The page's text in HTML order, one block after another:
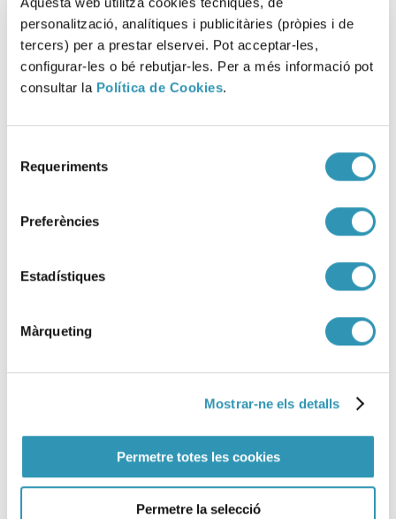
personalització, analítiques i publicitàries (pròpies i de
tercers) per a prestar elservei. Pot acceptar-les,
configurar-les o bé rebutjar-les. Per a més informació pot
consultar la Política de Cookies.
Requeriments
Preferències
Estadístiques
Màrqueting
Mostrar-ne els detalls
Permetre totes les cookies
Permetre la selecció
VIURE AMB SALUT, ENTORNS